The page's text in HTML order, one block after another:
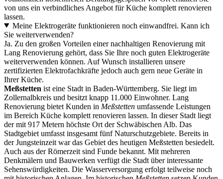
von uns ein verbindliches Angebot für Küche komplett renovieren
lassen.
Meine Elektrogeräte funktionieren noch einwandfrei. Kann ich
Sie weiterverwenden?
Ja. Zu den großen Vorteilen einer nachhaltigen Renovierung mit
Lang Renovierung gehört, dass Sie Ihre noch guten Elektrogeräte
weiterverwenden können. Auf Wunsch installieren unsere
zertifizierten Elektrofachkräfte jedoch auch gern neue Geräte in
Ihrer Küche.
Meßstetten ist eine Stadt in Baden-Württemberg. Sie liegt im
Zollernalbkreis und besitzt knapp 11.000 Einwohner. Lang
Renovierung bietet Kunden in Meßstetten umfassende Leistungen
im Bereich Küche komplett renovieren lassen. In dieser Stadt liegt
der mit 917 Metern höchste Ort der Schwäbischen Alb. Das
Stadtgebiet umfasst insgesamt fünf Naturschutzgebiete. Bereits in
der Jungsteinzeit war das Gebiet des heutigen Meßstetten besiedelt.
Auch aus der Römerzeit sind Funde bekannt. Mit mehreren
Denkmälern und Bauwerken verfügt die Stadt über interessante
Sehenswürdigkeiten. Die Wasserversorgung erfolgt teilweise noch